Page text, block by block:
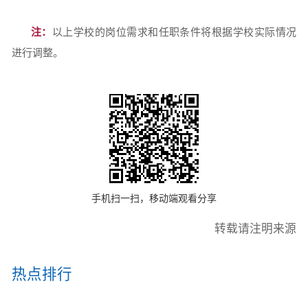
注： 以上学校的岗位需求和任职条件将根据学校实际情况
进行调整。
手机扫一扫，移动端观看分享
转载请注明来源
热点排行